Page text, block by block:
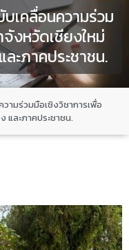
เคลื่อนความร่วม
งหวัดเชียงใหม่
ะภาคประชาชน.
ามร่วมมือเชิงวิชาการเพื่อ
และภาคประชาชน.